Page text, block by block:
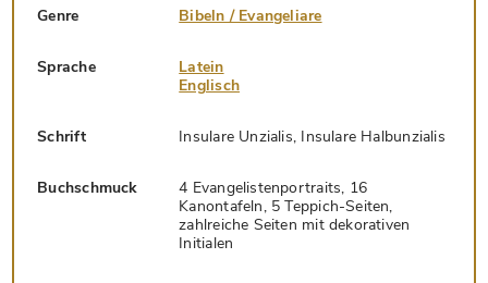
Genre Bibeln / Evangeliare
Sprache
Latein
Englisch
Schrift Insulare Unzialis, Insulare Halbunzialis
Buchschmuck
4 Evangelistenportraits, 16
Kanontafeln, 5 Teppich-Seiten,
zahlreiche Seiten mit dekorativen
Initialen